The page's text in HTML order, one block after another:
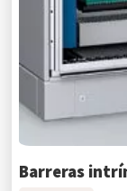
Barreras